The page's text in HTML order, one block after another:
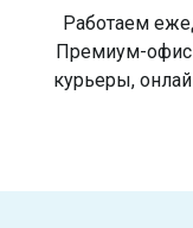
Работаем
Премиум-офис
курьеры,